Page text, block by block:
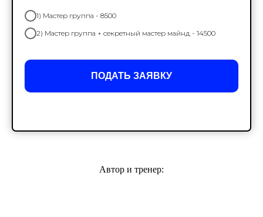
1) Мастер группа - 8500
2) Мастер группа + секретный мастер майнд - 14500
ПОДАТЬ ЗАЯВКУ
Автор и тренер: